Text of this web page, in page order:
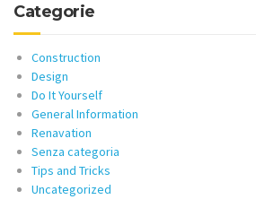
Categorie
Construction
Design
Do It Yourself
General Information
Renavation
Senza categoria
Tips and Tricks
Uncategorized